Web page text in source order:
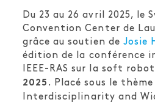
Du 23 au 26 avril 2025, le
Convention Center de
grâce au soutien de Josie
édition de la conférence
IEEE-RAS sur la soft
2025 . Placé sous le thème
Interdisciplinarity and